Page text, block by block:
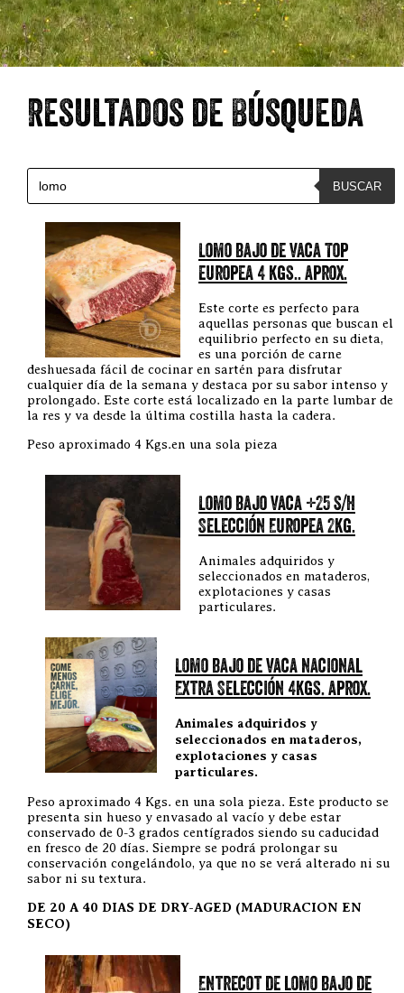
Resultados de Búsqueda
Búsqueda de productos
BUSCAR
Lomo bajo de vaca Top
europea 4 kgs.. aprox.
Este corte es perfecto para
aquellas personas que buscan el
equilibrio perfecto en su dieta,
es una porción de carne
deshuesada fácil de cocinar en sartén para disfrutar
cualquier día de la semana y destaca por su sabor intenso y
prolongado. Este corte está localizado en la parte lumbar de
la res y va desde la última costilla hasta la cadera.
Peso aproximado 4 Kgs.en una sola pieza
Lomo bajo vaca +25 s/h
Selección Europea 2kg.
Animales adquiridos y
seleccionados en mataderos,
explotaciones y casas
particulares.
Lomo bajo de vaca nacional
Extra Selección 4kgs. aprox.
Animales adquiridos y
seleccionados en mataderos,
explotaciones y casas
particulares.
Peso aproximado 4 Kgs. en una sola pieza. Este producto se
presenta sin hueso y envasado al vacío y debe estar
conservado de 0-3 grados centígrados siendo su caducidad
en fresco de 20 días. Siempre se podrá prolongar su
conservación congelándolo, ya que no se verá alterado ni su
sabor ni su textura.
DE 20 A 40 DIAS DE DRY-AGED (MADURACION EN
SECO)
Entrecot de lomo bajo de